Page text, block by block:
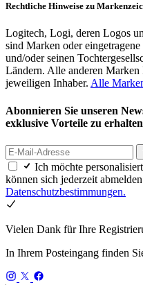
Rechtliche Hinweise zu
Logitech, Logi, deren Logos
sind Marken oder
und/oder seinen
Ländern. Alle anderen
jeweiligen Inhaber. Alle
Abonnieren Sie unseren
exklusive Vorteile zu
Ich möchte
können sich jederzeit
Datenschutzbestimmungen.
Vielen Dank für Ihre
In Ihrem Posteingang finden